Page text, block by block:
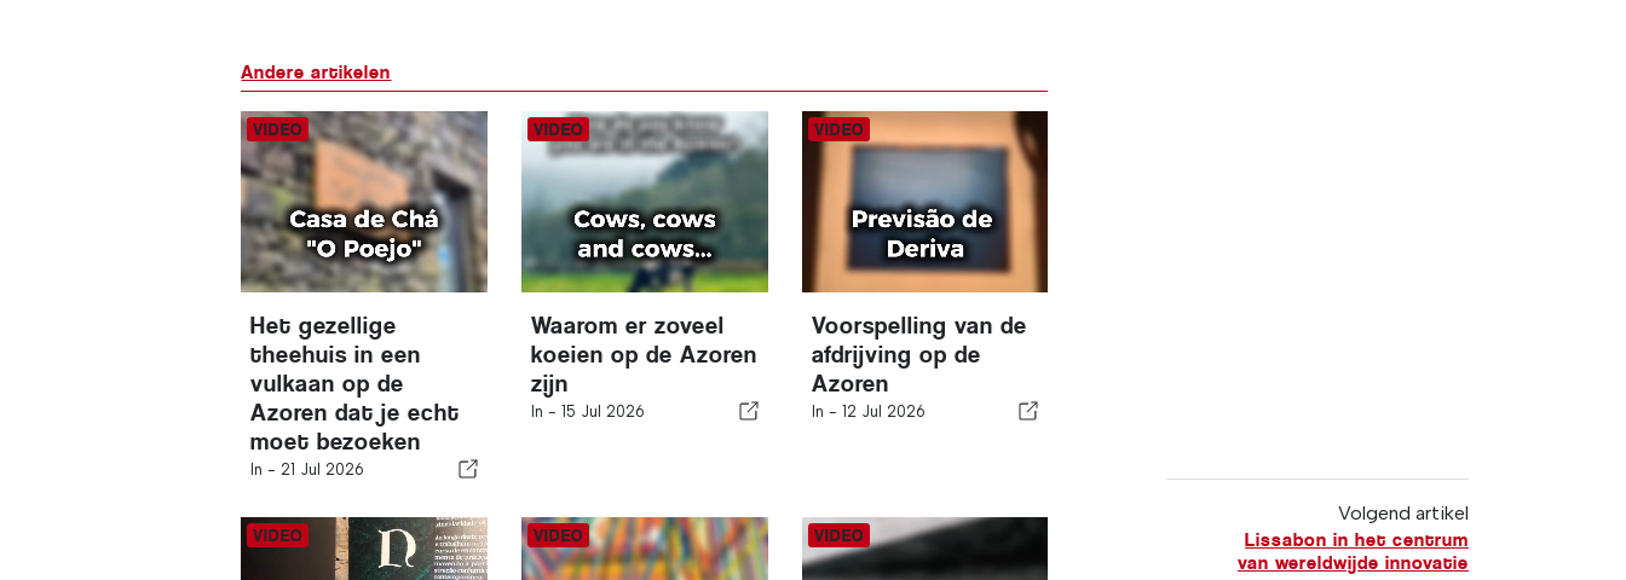
Andere artikelen
Het gezellige
theehuis in een
vulkaan op de
Azoren dat je echt
moet bezoeken
In - 21 Jul 2026
Waarom er zoveel
koeien op de Azoren
zijn
In -15 Jul 2026
Voorspelling van de
afdrijving op de
Azoren
In - 12 Jul 2026
Volgend artikel
Lissabon in het centrum
van wereldwijde innovatie